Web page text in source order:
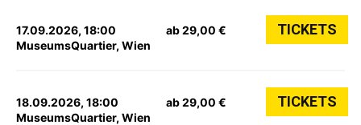
17.09.2026, 18:00
MuseumsQuartier, Wien
ab 29,00 € TICKETS
18.09.2026, 18:00
MuseumsQuartier, Wien
ab 29,00 € TICKETS